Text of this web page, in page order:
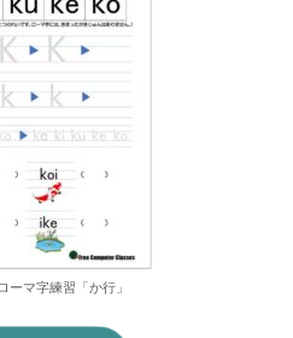
ーマ字練習「か行」